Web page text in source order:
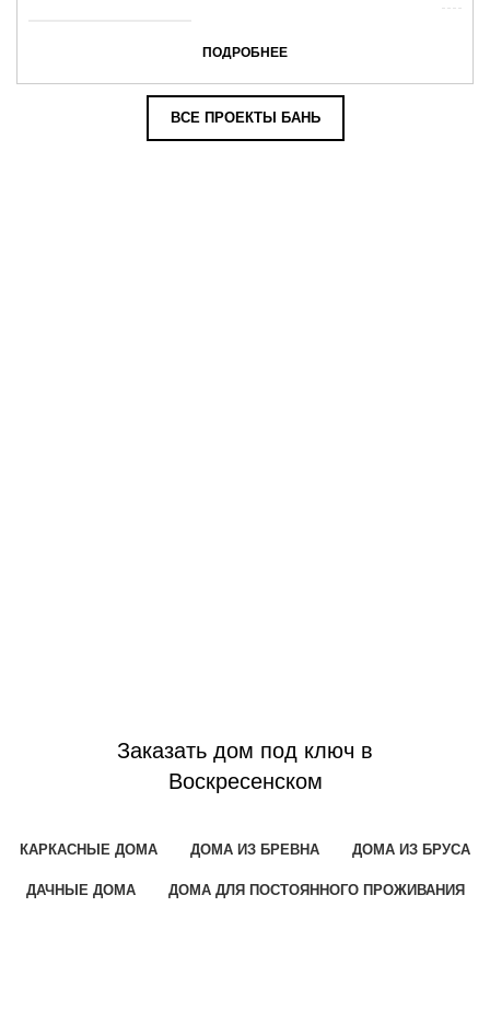
ПОДРОБНЕЕ
ВСЕ ПРОЕКТЫ БАНЬ
Заказать дом под ключ в
Воскресенском
КАРКАСНЫЕ ДОМА ДОМА ИЗ БРЕВНА ДОМА ИЗ БРУСА
ДАЧНЫЕ ДОМА ДОМА ДЛЯ ПОСТОЯННОГО ПРОЖИВАНИЯ